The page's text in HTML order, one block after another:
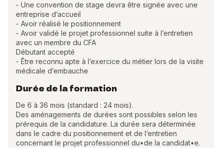
- Une convention de stage devra être signée avec une
entreprise d’accueil
- Avoir réalisé le positionnement
- Avoir validé le projet professionnel suite à l’entretien
avec un membre du CFA
Débutant accepté
- Être reconnu apte à l’exercice du métier lors de la visite
médicale d’embauche
Durée de la formation
De 6 à 36 mois (standard : 24 mois).
Des aménagements de durées sont possibles selon les
prérequis de la candidature. La durée sera déterminée
dans le cadre du positionnement et de l’entretien
concernant le projet professionnel du•de la candidat•e.